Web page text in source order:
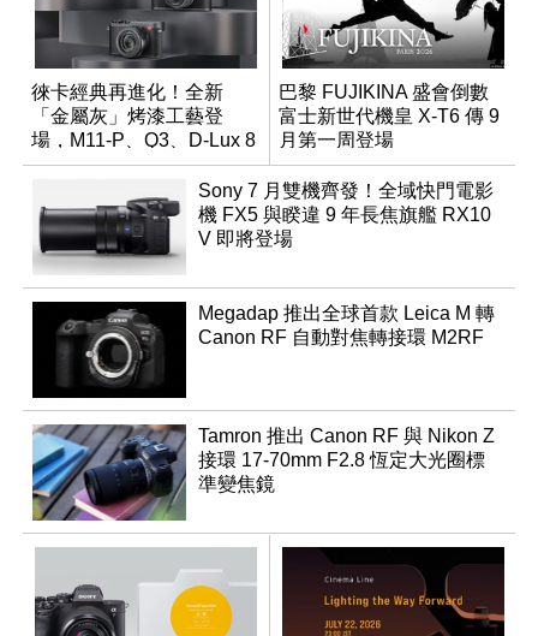
徠卡經典再進化！全新
「金屬灰」烤漆工藝登
場，M11-P、Q3、D-Lux 8
領銜換裝
巴黎 FUJIKINA 盛會倒數
富士新世代機皇 X-T6 傳 9
月第一周登場
Sony 7 月雙機齊發！全域快門電影
機 FX5 與睽違 9 年長焦旗艦 RX10
V 即將登場
Megadap 推出全球首款 Leica M 轉
Canon RF 自動對焦轉接環 M2RF
Tamron 推出 Canon RF 與 Nikon Z
接環 17-70mm F2.8 恆定大光圈標
準變焦鏡